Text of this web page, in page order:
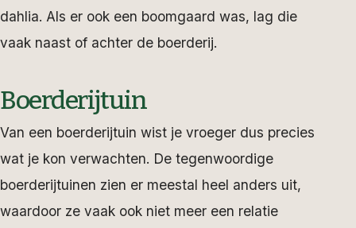
dahlia. Als er ook een boomgaard was, lag die
vaak naast of achter de boerderij.
Boerderijtuin
Van een boerderijtuin wist je vroeger dus precies
wat je kon verwachten. De tegenwoordige
boerderijtuinen zien er meestal heel anders uit,
waardoor ze vaak ook niet meer een relatie